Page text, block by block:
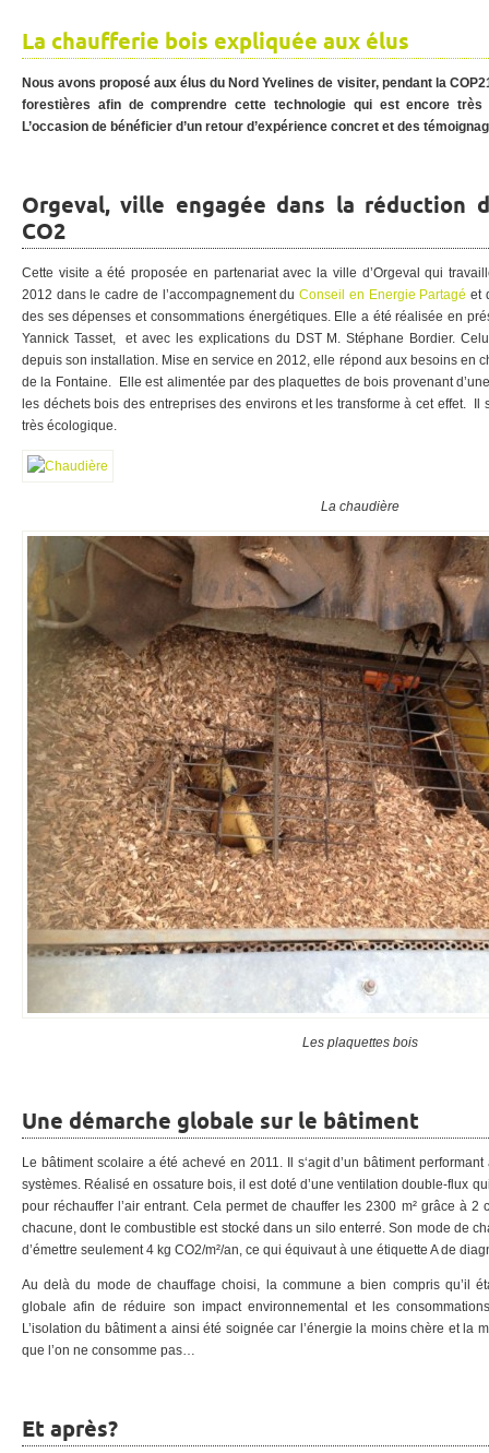
La chaufferie bois expliquée aux élus
Nous avons proposé aux élus du Nord Yvelines de visiter, pendant la
forestières afin de comprendre cette technologie qui est encore
L’occasion de bénéficier d’un retour d’expérience concret et des
Orgeval, ville engagée dans la réduction
CO2
Cette visite a été proposée en partenariat avec la ville d’Orgeval qui
2012 dans le cadre de l’accompagnement duConseil en Energie Partagé et
des ses dépenses et consommations énergétiques. Elle a été réalisée en
Yannick Tasset, et avec les explications du DST M. Stéphane Bordier.
depuis son installation. Mise en service en 2012, elle répond aux besoins en
de la Fontaine. Elle est alimentée par des plaquettes de bois provenant
les déchets bois des entreprises des environs et les transforme à cet effet. Il
très écologique.
La chaudière
Les plaquettes bois
Une démarche globale sur le bâtiment
Le bâtiment scolaire a été achevé en 2011. Il s‘agit d’un bâtiment
systèmes. Réalisé en ossature bois, il est doté d’une ventilation double-flux
pour réchauffer l’air entrant. Cela permet de chauffer les 2300 m² grâce à 2
chacune, dont le combustible est stocké dans un silo enterré. Son mode de
d’émettre seulement 4 kg CO2/m²/an, ce qui équivaut à une étiquette A de
Au delà du mode de chauffage choisi, la commune a bien compris qu’il
globale afin de réduire son impact environnemental et les
L’isolation du bâtiment a ainsi été soignée car l’énergie la moins chère et la
que l’on ne consomme pas…
Et après?